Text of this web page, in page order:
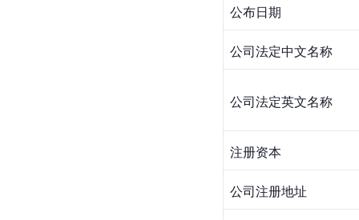
公布日期
公司法定中文名称
公司法定英文名称
注册资本
公司注册地址